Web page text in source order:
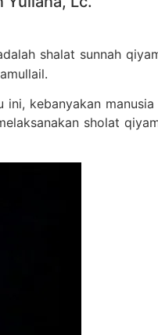
shalat sunnah
kebanyakan
sholat